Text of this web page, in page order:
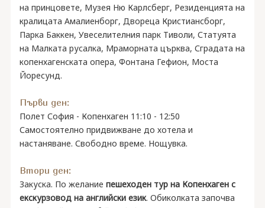
на принцовете, Музея Ню Карлсберг, Резиденцията на
кралицата Амалиенборг, Двореца Кристиансборг,
Парка Баккен, Увеселителния парк Тиволи, Статуята
на Малката русалка, Мраморната църква, Сградата на
копенхагенската опера, Фонтана Гефион, Моста
Йоресунд.
Първи ден:
Полет София - Копенхаген 11:10 - 12:50
Самостоятелно придвижване до хотела и
настаняване. Свободно време. Нощувка.
Втори ден:
Закуска. По желание пешеходен тур на Копенхаген с
екскурзовод на английски език. Обиколката започва